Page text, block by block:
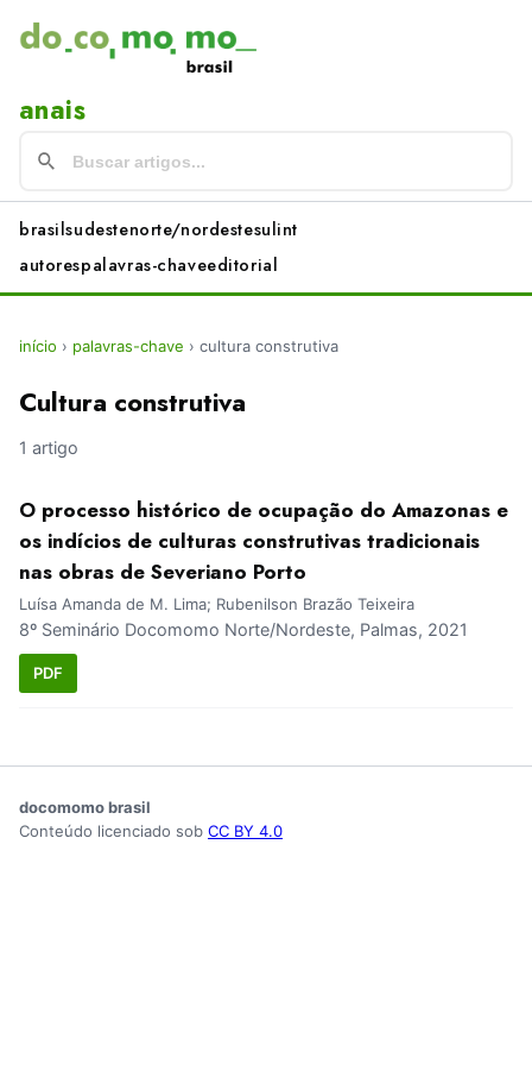
anais
brasilsudestenorte/nordestesulint
autorespalavras-chaveeditorial
início › palavras-chave › cultura construtiva
Cultura construtiva
1 artigo
O processo histórico de ocupação do Amazonas e
os indícios de culturas construtivas tradicionais
nas obras de Severiano Porto
Luísa Amanda de M. Lima; Rubenilson Brazão Teixeira
8º Seminário Docomomo Norte/Nordeste, Palmas, 2021
PDF
docomomo brasil
Conteúdo licenciado sob CC BY 4.0